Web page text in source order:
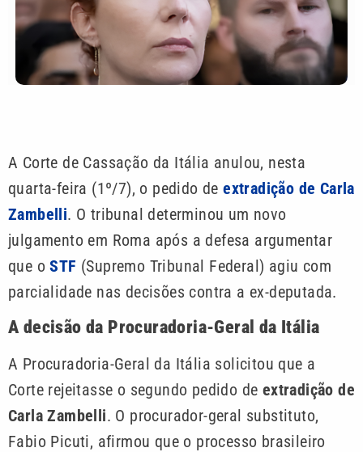
A Corte de Cassação da Itália anulou, nesta
quarta-feira (1º/7), o pedido deextradição de Carla
Zambelli. O tribunal determinou um novo
julgamento em Roma após a defesa argumentar
que oSTF (Supremo Tribunal Federal) agiu com
parcialidade nas decisões contra a ex-deputada.
A decisão da Procuradoria-Geral da Itália
A Procuradoria-Geral da Itália solicitou que a
Corte rejeitasse o segundo pedido de extradição de
Carla Zambelli. O procurador-geral substituto,
Fabio Picuti, afirmou que o processo brasileiro